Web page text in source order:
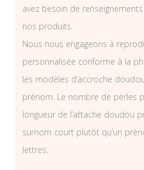
avez besoin de
nos produits.
Nous nous engageons à
personnalisée conforme à la
les modèles d’accroche
prénom. Le nombre de perles
longueur de l’attache doudou
surnom court plutôt qu’un
lettres.